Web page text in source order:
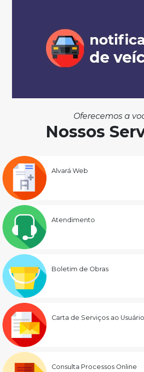
Oferecemos a
Nossos
Alvará Web
Atendimento
Boletim de Obras
Carta de Serviços ao Usuário
Consulta Processos Online